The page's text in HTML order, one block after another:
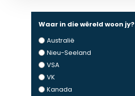
Waar in die wêreld woon jy?
Australië
Nieu-Seeland
VSA
VK
Kanada